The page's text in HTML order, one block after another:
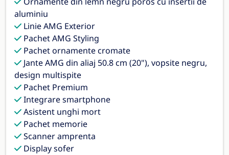
aluminiu
Linie AMG Exterior
Pachet AMG Styling
Pachet ornamente cromate
Jante AMG din aliaj 50.8 cm (20"), vopsite negru,
design multispite
Pachet Premium
Integrare smartphone
Asistent unghi mort
Pachet memorie
Scanner amprenta
Display sofer